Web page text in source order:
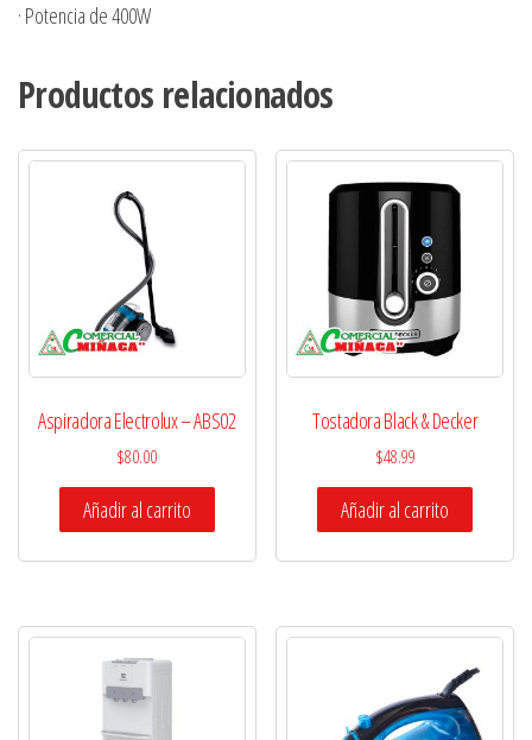
· Potencia de 400W
Productos relacionados
Aspiradora Electrolux – ABS02
$80.00
Añadir al carrito
Tostadora Black & Decker
$48.99
Añadir al carrito